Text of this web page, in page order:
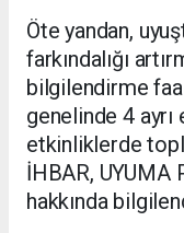
Öte yandan,
farkındalığı
bilgilendirme
genelinde 4
etkinliklerde
İHBAR, UYUMA
hakkında